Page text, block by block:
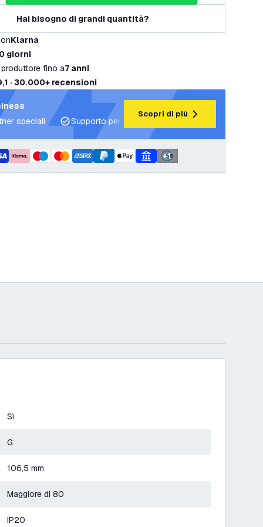
Hai bisogno di grandi quantità?
Klarna
giorni
fino a7 anni
· 30.000+ recensioni
speciali
Supporto per progetti e piani di illuminazione
Scopri di più
+1
Sì
G
106,5 mm
Maggiore di 80
IP20